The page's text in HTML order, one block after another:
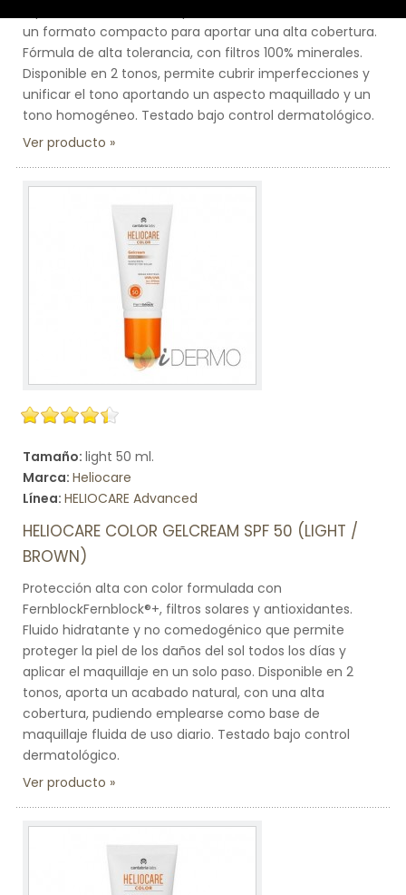
un formato compacto para aportar una alta cobertura.
Fórmula de alta tolerancia, con filtros 100% minerales.
Disponible en 2 tonos, permite cubrir imperfecciones y
unificar el tono aportando un aspecto maquillado y un
tono homogéneo. Testado bajo control dermatológico.
Ver producto
Tamaño: light 50 ml.
Marca: Heliocare
Línea: HELIOCARE Advanced
HELIOCARE COLOR GELCREAM SPF 50 (LIGHT /
BROWN)
Protección alta con color formulada con
FernblockFernblock®+, filtros solares y antioxidantes.
Fluido hidratante y no comedogénico que permite
proteger la piel de los daños del sol todos los días y
aplicar el maquillaje en un solo paso. Disponible en 2
tonos, aporta un acabado natural, con una alta
cobertura, pudiendo emplearse como base de
maquillaje fluida de uso diario. Testado bajo control
dermatológico.
Ver producto